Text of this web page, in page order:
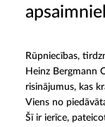
Rūpniecības,
Heinz Bergmann
risinājumus, kas
Viens no
Šī ir ierīce,